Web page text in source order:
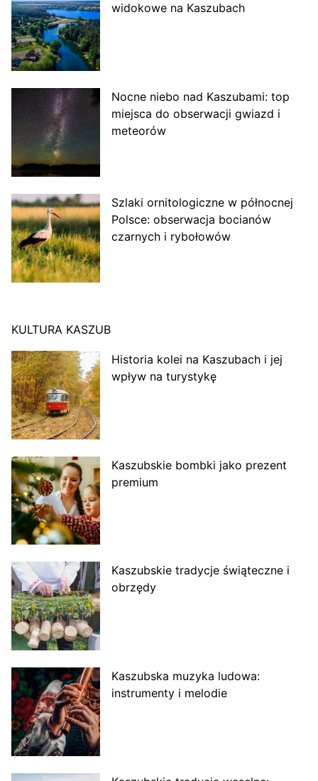
widokowe na Kaszubach
Nocne niebo nad Kaszubami: top
miejsca do obserwacji gwiazd i
meteorów
Szlaki ornitologiczne w północnej
Polsce: obserwacja bocianów
czarnych i rybołowów
KULTURA KASZUB
Historia kolei na Kaszubach i jej
wpływ na turystykę
Kaszubskie bombki jako prezent
premium
Kaszubskie tradycje świąteczne i
obrzędy
Kaszubska muzyka ludowa:
instrumenty i melodie